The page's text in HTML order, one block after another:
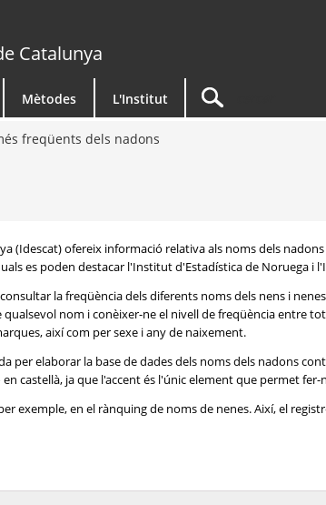
Catalunya
Mètodes L'Institut
freqüents dels nadons
(Idescat) ofereix informació relativa als noms dels
es poden destacar l'Institut d'Estadística de Noruega i
la freqüència dels diferents noms dels nens i
nom i conèixer-ne el nivell de freqüència entre
així com per sexe i any de naixement.
per elaborar la base de dades dels noms dels nadons
castellà, ja que l'accent és l'únic element que permet fer-
exemple, en el rànquing de noms de nenes. Així, el